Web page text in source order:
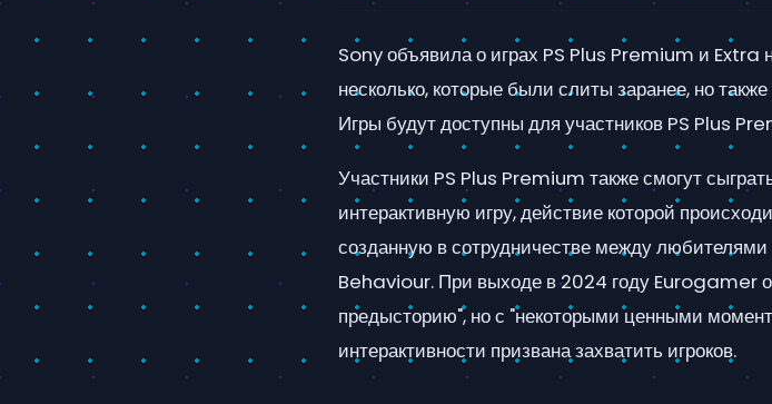
Sony объявила о играх PS Plus Premium и Extra
несколько, которые были слиты заранее, но
Игры будут доступны для участников PS Plus
Участники PS Plus Premium также смогут
интерактивную игру, действие которой
созданную в сотрудничестве между
Behaviour. При выходе в 2024 году Eurogamer
предысторию", но с "некоторыми ценными
интерактивности призвана захватить игроков.